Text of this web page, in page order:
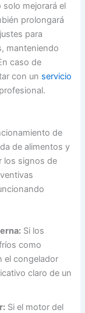
mejorará el
prolongará
para
manteniendo
caso de
con un servicio
de
de alimentos y
los signos de
Si los
como
el congelador
claro de un
Si el motor del